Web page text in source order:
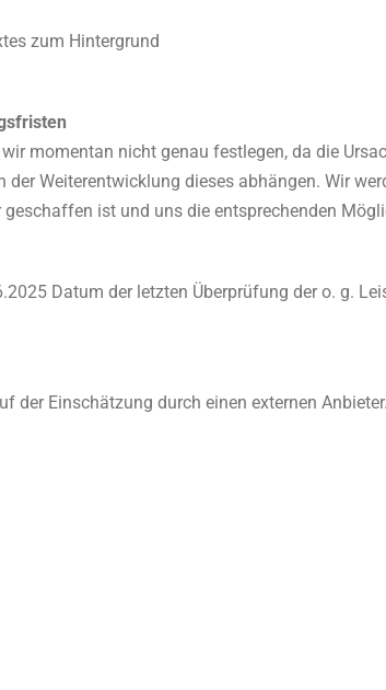
zum Hintergrund
momentan nicht genau festlegen, da die
Weiterentwicklung dieses abhängen. Wir
ist und uns die entsprechenden
Datum der letzten Überprüfung der o. g.
der Einschätzung durch einen externen Anbieter.